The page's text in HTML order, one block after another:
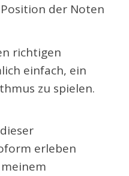
der Noten
richtigen
einfach, ein
zu spielen.
erleben